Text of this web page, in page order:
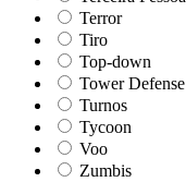
Terror
Tiro
Top-down
Tower Defense
Turnos
Tycoon
Voo
Zumbis